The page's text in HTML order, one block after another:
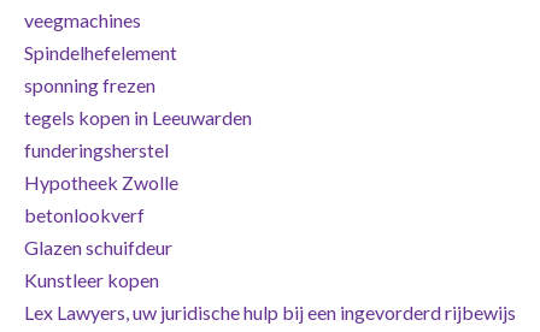
veegmachines
Spindelhefelement
sponning frezen
tegels kopen in Leeuwarden
funderingsherstel
Hypotheek Zwolle
betonlookverf
Glazen schuifdeur
Kunstleer kopen
Lex Lawyers, uw juridische hulp bij een ingevorderd rijbewijs